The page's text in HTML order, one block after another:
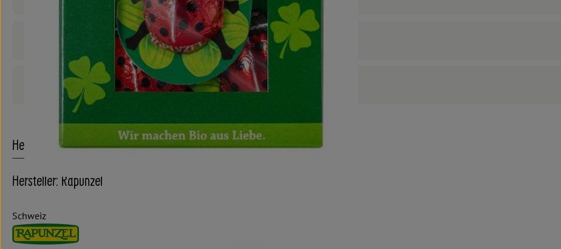
Produktdatenblatt
Herkunft
Hersteller: Rapunzel
Schweiz